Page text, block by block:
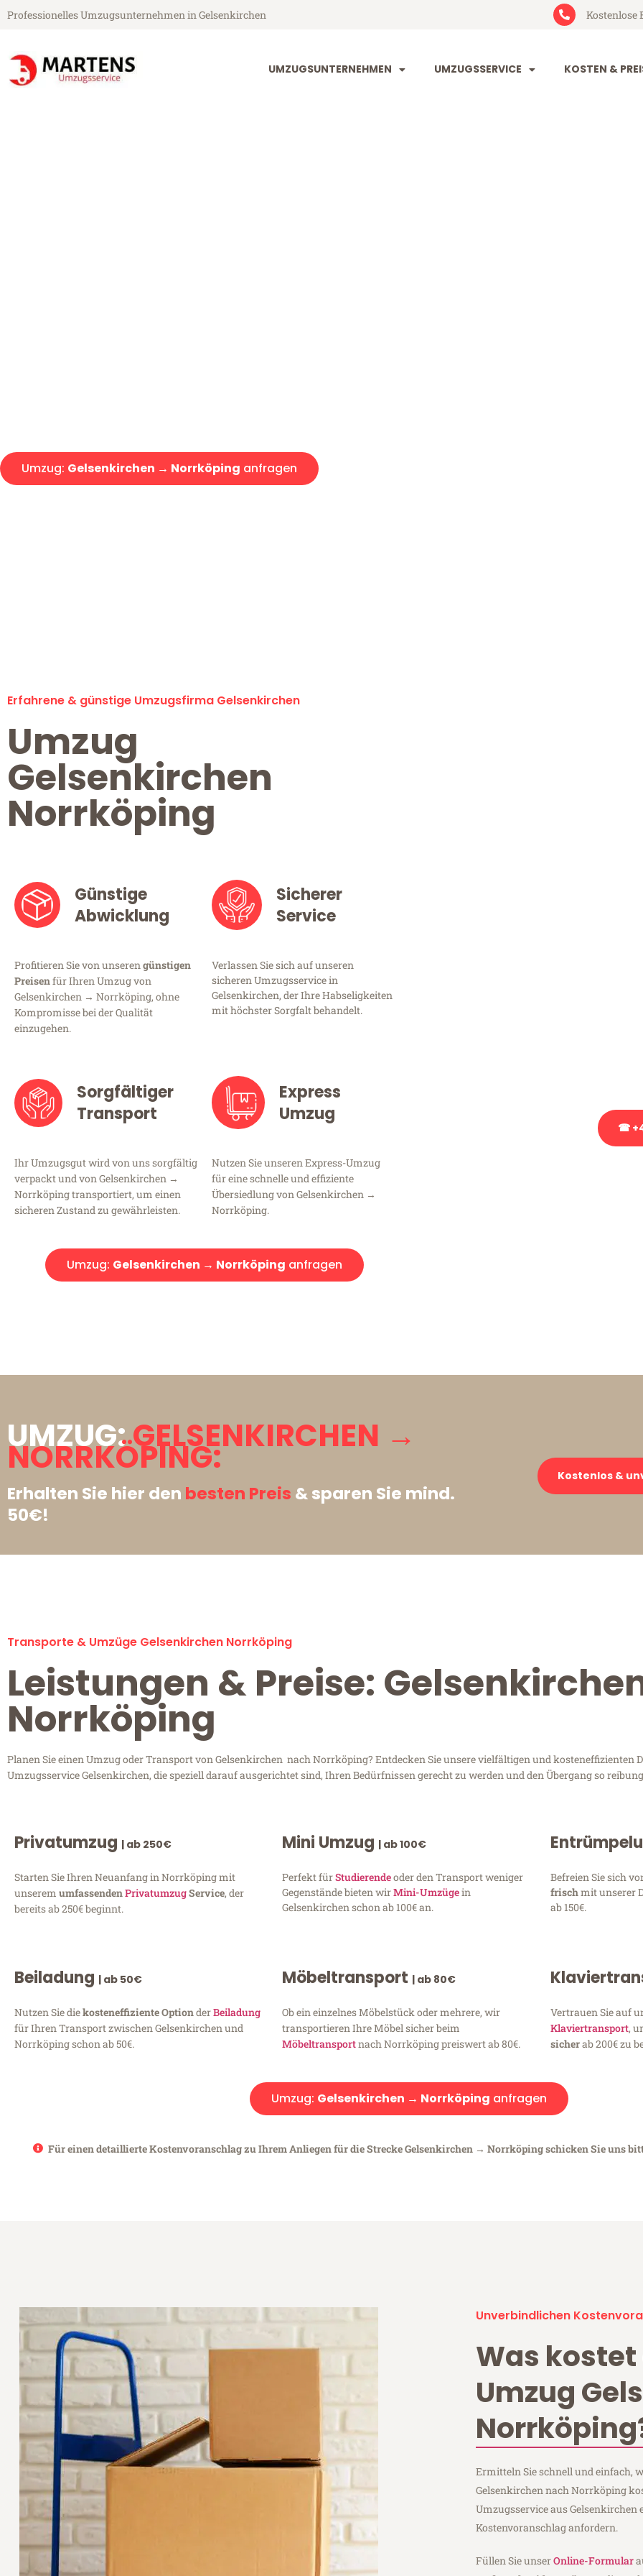
Professionelles Umzugsunternehmen in Gelsenkirchen Kostenlose
UMZUGSUNTERNEHMEN UMZUGSSERVICE KOSTEN &
Umzug: Gelsenkirchen → Norrköping anfragen
Erfahrene & günstige Umzugsfirma Gelsenkirchen
Umzug
Gelsenkirchen
Norrköping
Günstige
Abwicklung
Profitieren Sie von unserengünstigen
Preisenfür Ihren Umzug von
Gelsenkirchen → Norrköping, ohne
Kompromisse bei der Qualität
einzugehen.
Sicherer
Service
Verlassen Sie sich auf unseren
sicheren Umzugsservice in
Gelsenkirchen, der Ihre Habseligkeiten
mit höchster Sorgfalt behandelt.
Sorgfältiger
Transport
Ihr Umzugsgut wird von uns sorgfältig
verpackt und von Gelsenkirchen →
Norrköping transportiert, um einen
sicheren Zustand zu gewährleisten.
Express
Umzug
Nutzen Sie unseren Express-Umzug
für eine schnelle und effiziente
Übersiedlung von Gelsenkirchen →
Norrköping.
Umzug: Gelsenkirchen → Norrköping anfragen
☎
UMZUG:GELSENKIRCHEN →
NORRKÖPING:
Erhalten Sie hier den besten Preis & sparen Sie mind.
50€!
Kostenlos &
Transporte & Umzüge Gelsenkirchen Norrköping
Leistungen & Preise:
Norrköping
Planen Sie einen Umzug oder Transport von Gelsenkirchen nach Norrköping? Entdecken Sie unsere vielfältigen und kosteneffizienten
Umzugsservice Gelsenkirchen, die speziell darauf ausgerichtet sind, Ihren Bedürfnissen gerecht zu werden und den Übergang so
Privatumzug | ab 250€
Starten Sie Ihren Neuanfang in Norrköping mit
unserem umfassendenPrivatumzugService, der
bereits ab 250€ beginnt.
Mini Umzug | ab 100€
Perfekt fürStudierendeoder den Transport weniger
Gegenstände bieten wirMini-Umzügein
Gelsenkirchen schon ab 100€ an.
Befreien Sie sich
frischmit unserer
ab 150€.
Beiladung | ab 50€
Nutzen Sie diekosteneffiziente OptionderBeiladung
für Ihren Transport zwischen Gelsenkirchen und
Norrköping schon ab 50€.
Möbeltransport | ab 80€
Ob ein einzelnes Möbelstück oder mehrere, wir
transportieren Ihre Möbel sicher beim
Möbeltransportnach Norrköping preiswert ab 80€.
Vertrauen Sie auf
Klaviertransport,
sicherab 200€ zu
Umzug: Gelsenkirchen → Norrköping anfragen
Für einen detaillierte Kostenvoranschlag zu Ihrem Anliegen für die Strecke Gelsenkirchen → Norrköping schicken Sie uns
Unverbindlichen
Was kostet
Umzug
Ermitteln Sie schnell und einfach,
Gelsenkirchen nach Norrköping
Umzugsservice aus Gelsenkirchen
Kostenvoranschlag anfordern.
Füllen Sie unserOnline-Formular